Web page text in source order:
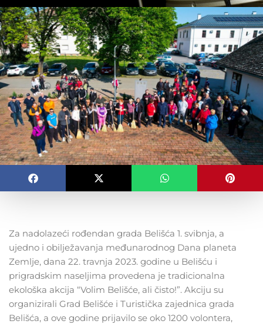
Za nadolazeći rođendan grada Belišća 1. svibnja, a
ujedno i obilježavanja međunarodnog Dana planeta
Zemlje, dana 22. travnja 2023. godine u Belišću i
prigradskim naseljima provedena je tradicionalna
ekološka akcija “Volim Belišće, ali čisto!”. Akciju su
organizirali Grad Belišće i Turistička zajednica grada
Belišća, a ove godine prijavilo se oko 1200 volontera,